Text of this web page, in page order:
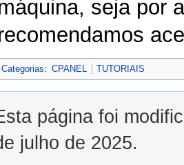
seja por
Categorias: CPANEL TUTORIAIS
página foi
julho de 2025.